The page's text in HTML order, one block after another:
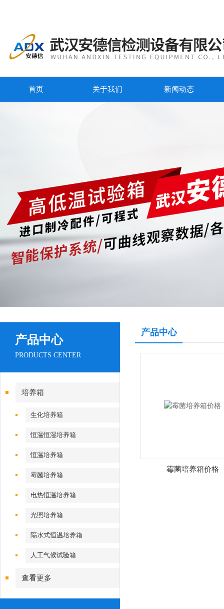
首页 关于我们 新闻动态
产品中心
PRODUCTS CENTER
培养箱
生化培养箱
恒温恒湿培养箱
恒温培养箱
霉菌培养箱
电热恒温培养箱
光照培养箱
隔水式恒温培养箱
人工气候试验箱
查看更多
产品中心
霉菌培养箱价格